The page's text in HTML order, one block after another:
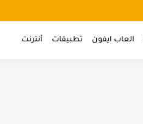
العاب ايفون تطبيقات أنترنت